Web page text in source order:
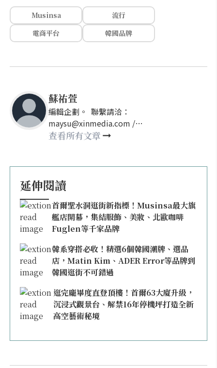
Musinsa
流行
電商平台
韓國品牌
蘇祐萱
編輯企劃。 聯繫請洽：
maysu@xinmedia.com /
may860527@gmail.com
查看所有文章
延伸閱讀
首爾聖水洞逛街新指標！Musinsa最大旗
艦店開幕，集結服飾、美妝、北歐咖啡
Fuglen等千家品牌
韓系穿搭必收！精選6個韓國潮牌、選品
店，Matin Kim、ADER Error等品牌到
韓國逛街不可錯過
逛完龐畢度直登頂樓！首爾63大廈升級，
沉浸式觀景台、解禁16年停機坪打造全新
高空藝術秘境